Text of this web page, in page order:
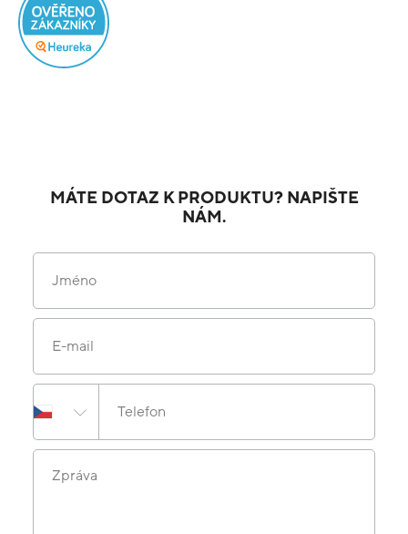
MÁTE DOTAZ K PRODUKTU? NAPIŠTE
NÁM.
Jméno
E-mail
Telefon
Zpráva